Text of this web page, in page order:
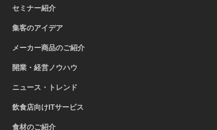
セミナー紹介
集客のアイデア
メーカー商品のご紹介
開業・経営ノウハウ
ニュース・トレンド
飲食店向けITサービス
食材のご紹介